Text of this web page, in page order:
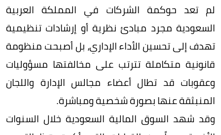
لم تعد حوكمة الشركات في المملكة العربية
السعودية مجرد مبادئ نظرية أو إرشادات تنظيمية
تهدف إلى تحسين الأداء الإداري، بل أصبحت منظومة
قانونية متكاملة تترتب على مخالفتها مسؤوليات
وعقوبات قد تطال أعضاء مجالس الإدارة واللجان
المنبثقة عنها بصورة شخصية ومباشرة.
وقد شهد السوق المالية السعودية خلال السنوات